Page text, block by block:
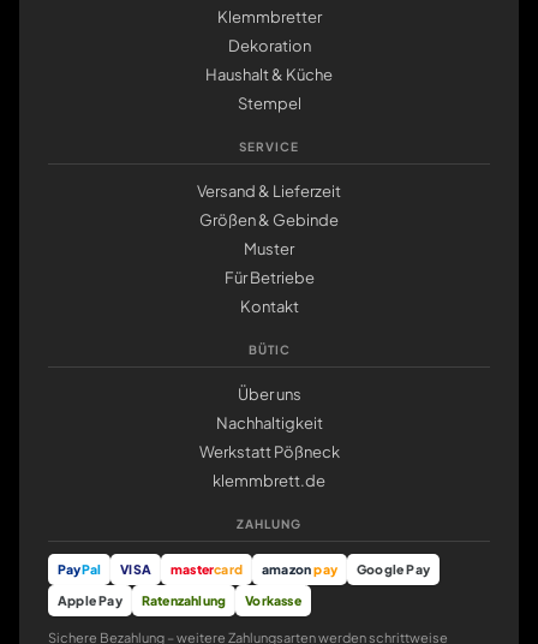
Klemmbretter
Dekoration
Haushalt & Küche
Stempel
SERVICE
Versand & Lieferzeit
Größen & Gebinde
Muster
Für Betriebe
Kontakt
BÜTIC
Über uns
Nachhaltigkeit
Werkstatt Pößneck
klemmbrett.de
ZAHLUNG
PayPal VISA mastercard amazonpay
Google Pay
Apple Pay
Ratenzahlung Vorkasse
Sichere Bezahlung – weitere Zahlungsarten werden schrittweise